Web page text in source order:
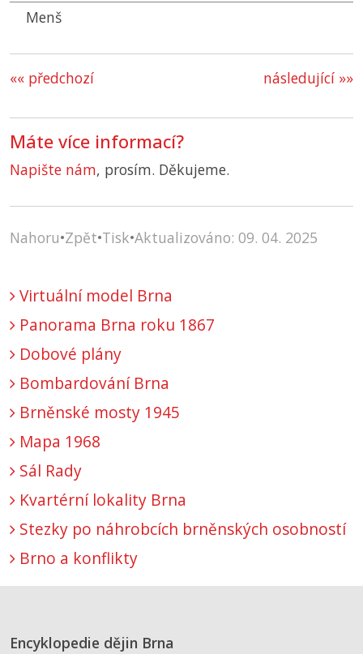
Menš
«« předchozí následující »»
Máte více informací?
Napište nám, prosím. Děkujeme.
Nahoru•Zpět•Tisk•Aktualizováno: 09. 04. 2025
Virtuální model Brna
Panorama Brna roku 1867
Dobové plány
Bombardování Brna
Brněnské mosty 1945
Mapa 1968
Sál Rady
Kvartérní lokality Brna
Stezky po náhrobcích brněnských osobností
Brno a konflikty
Encyklopedie dějin Brna